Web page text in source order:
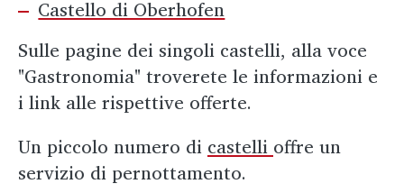
Castello di Oberhofen
Sulle pagine dei singoli castelli, alla voce
"Gastronomia" troverete le informazioni e
i link alle rispettive offerte.
Un piccolo numero di castelli offre un
servizio di pernottamento.